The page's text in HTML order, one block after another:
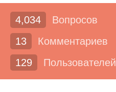
4,034 Вопросов
13
Комментариев
129
Пользователей